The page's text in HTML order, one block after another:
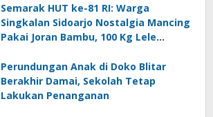
Semarak HUT ke-81 RI: Warga
Singkalan Sidoarjo Nostalgia Mancing
Pakai Joran Bambu, 100 Kg Lele
Perundungan Anak di Doko Blitar
Berakhir Damai, Sekolah Tetap
Lakukan Penanganan